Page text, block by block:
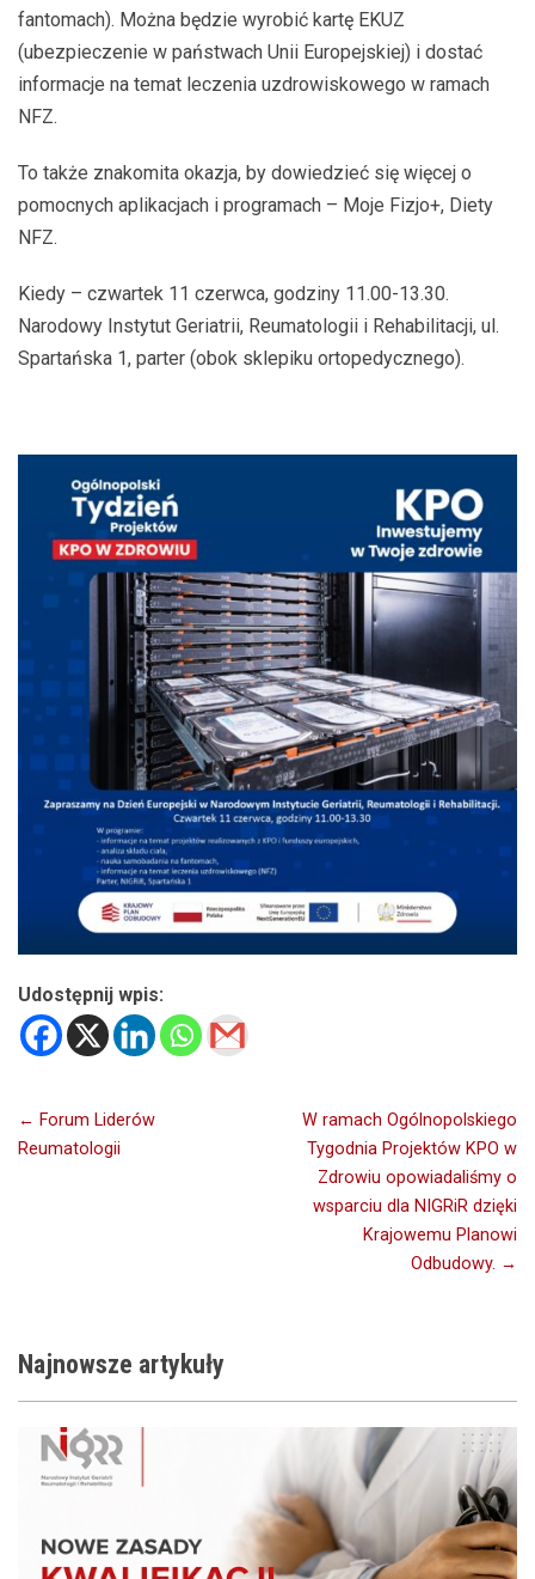
fantomach). Można będzie wyrobić kartę EKUZ
(ubezpieczenie w państwach Unii Europejskiej) i dostać
informacje na temat leczenia uzdrowiskowego w ramach
NFZ.
To także znakomita okazja, by dowiedzieć się więcej o
pomocnych aplikacjach i programach – Moje Fizjo+, Diety
NFZ.
Kiedy – czwartek 11 czerwca, godziny 11.00-13.30.
Narodowy Instytut Geriatrii, Reumatologii i Rehabilitacji, ul.
Spartańska 1, parter (obok sklepiku ortopedycznego).
Udostępnij wpis:
Nawigacja
wpisu
← Forum Liderów
Reumatologii
W ramach Ogólnopolskiego
Tygodnia Projektów KPO w
Zdrowiu opowiadaliśmy o
wsparciu dla NIGRiR dzięki
Krajowemu Planowi
Odbudowy. →
Najnowsze artykuły